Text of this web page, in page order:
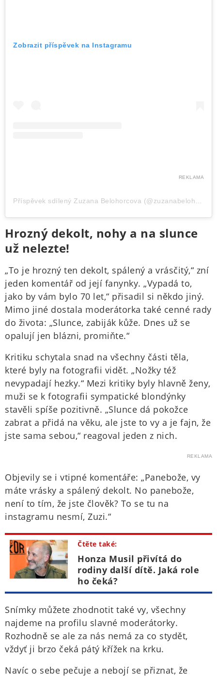
Zobrazit příspěvek na Instagramu
REKLAMA
Hrozný dekolt, nohy a na slunce
už nelezte!
„To je hrozný ten dekolt, spálený a vrásčitý,“ zní
jeden komentář od její fanynky. „Vypadá to,
jako by vám bylo 70 let,“ přisadil si někdo jiný.
Mimo jiné dostala moderátorka také cenné rady
do života: „Slunce, zabiják kůže. Dnes už se
opalují jen blázni, promiňte.“
Kritiku schytala snad na všechny části těla,
které byly na fotografii vidět. „Nožky též
nevypadají hezky.“ Mezi kritiky byly hlavně ženy,
muži se k fotografii sympatické blondýnky
stavěli spíše pozitivně. „Slunce dá pokožce
zabrat a přidá na věku, ale jste to vy a je fajn, že
jste sama sebou,“ reagoval jeden z nich.
REKLAMA
Objevily se i vtipné komentáře: „Panebože, vy
máte vrásky a spálený dekolt. No panebože,
není to tím, že jste člověk? To se tu na
instagramu nesmí, Zuzi.“
Čtěte také:
Honza Musil přivítá do
rodiny další dítě. Jaká role
ho čeká?
Snímky můžete zhodnotit také vy, všechny
najdeme na profilu slavné moderátorky.
Rozhodně se ale za nás nemá za co stydět,
vždyť ji brzo čeká pátý křížek na krku.
Navíc o sebe pečuje a nebojí se přiznat, že